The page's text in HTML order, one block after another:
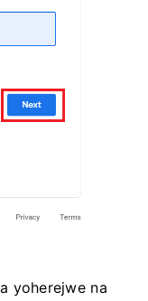
yoherejwe na